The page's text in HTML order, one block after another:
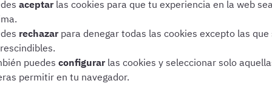
y sean miembros de los Cuerpos o Escalas señalados
profesional les haga solventes para llevar a cabo esta
la solicitud de ayudas
aceptar las cookies para que tu experiencia en la web sea
rechazar para denegar todas las cookies excepto las que
puedes configurar las cookies y seleccionar solo
permitir en tu navegador.